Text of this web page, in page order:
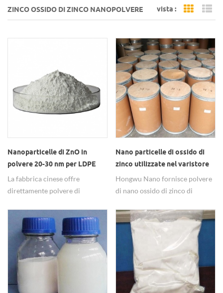
ZINCO OSSIDO DI ZINCO NANOPOLVERE vista : Grid
Nanoparticelle di ZnO in
polvere 20-30 nm per LDPE
La fabbrica cinese offre
direttamente polvere di
ZnO di qualità stabile da 20-30
nm al 99,8%. Ordine del
campione e ordine in lotti
entrambi disponibili, prezzo di
fabbrica favorevole e consegna
veloce. Nano ZnO può essere
applicato per LDPE, gomma,
Nano particelle di ossido di
zinco utilizzate nel varistore
Hongwu Nano fornisce polvere
di nano ossido di zinco di
lungo termine con prezzi di
fabbrica competitivi. In quanto
nanomateriale multifunzionale,
il nano ossido di zinco (ZnO) ha
un'ampia gamma di applicazioni.